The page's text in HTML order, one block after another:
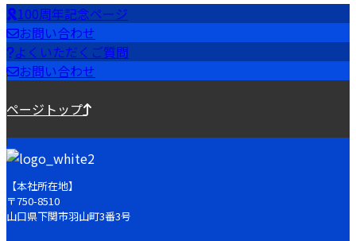
100周年記念ページ
お問い合わせ
よくいただくご質問
お問い合わせ
ページトップ
【本社所在地】
〒750-8510
山口県下関市羽山町3番3号